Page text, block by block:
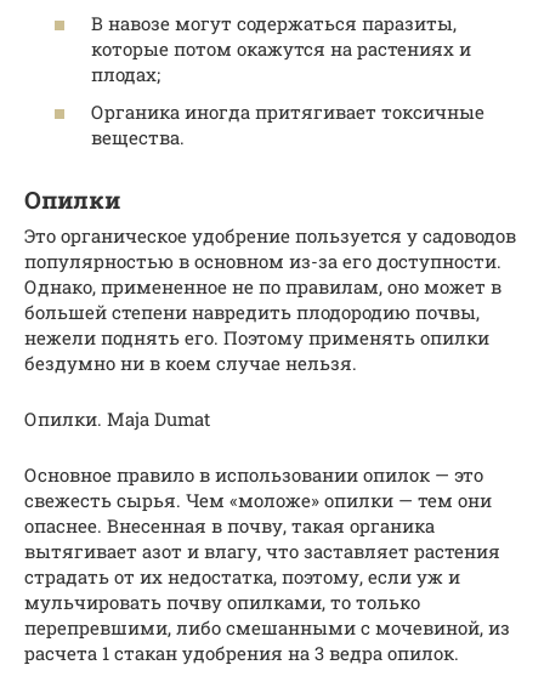
В навозе могут содержаться паразиты,
которые потом окажутся на растениях и
плодах;
Органика иногда притягивает токсичные
вещества.
Опилки
Это органическое удобрение пользуется у садоводов
популярностью в основном из-за его доступности.
Однако, примененное не по правилам, оно может в
большей степени навредить плодородию почвы,
нежели поднять его. Поэтому применять опилки
бездумно ни в коем случае нельзя.
Опилки. Maja Dumat
Основное правило в использовании опилок — это
свежесть сырья. Чем «моложе» опилки — тем они
опаснее. Внесенная в почву, такая органика
вытягивает азот и влагу, что заставляет растения
страдать от их недостатка, поэтому, если уж и
мульчировать почву опилками, то только
перепревшими, либо смешанными с мочевиной, из
расчета 1 стакан удобрения на 3 ведра опилок.